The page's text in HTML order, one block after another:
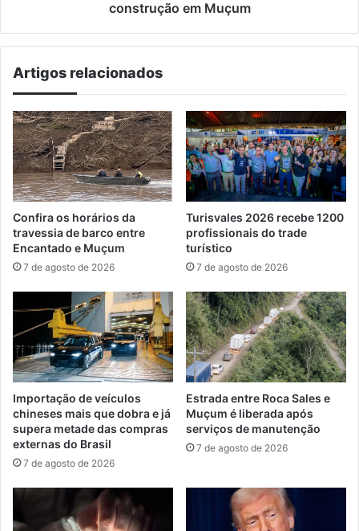
construção em Muçum
Artigos relacionados
Confira os horários da
travessia de barco entre
Encantado e Muçum
7 de agosto de 2026
Turisvales 2026 recebe 1200
profissionais do trade
turístico
7 de agosto de 2026
Importação de veículos
chineses mais que dobra e já
supera metade das compras
externas do Brasil
7 de agosto de 2026
Estrada entre Roca Sales e
Muçum é liberada após
serviços de manutenção
7 de agosto de 2026